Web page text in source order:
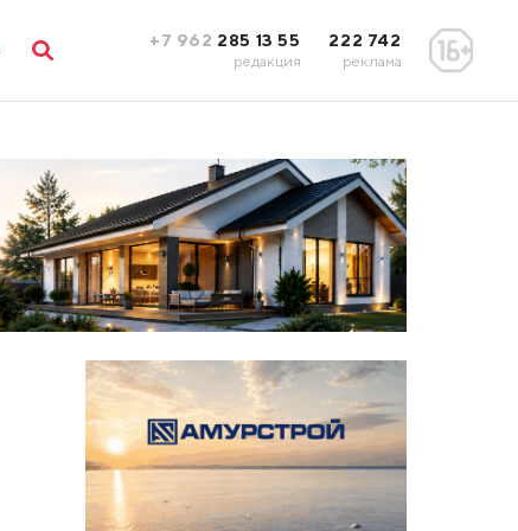
+7 962 285 13 55
редакция
222 742
реклама